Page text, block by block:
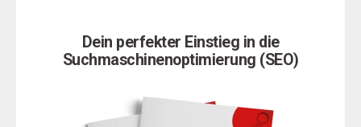
Dein perfekter Einstieg in die
Suchmaschinenoptimierung (SEO)